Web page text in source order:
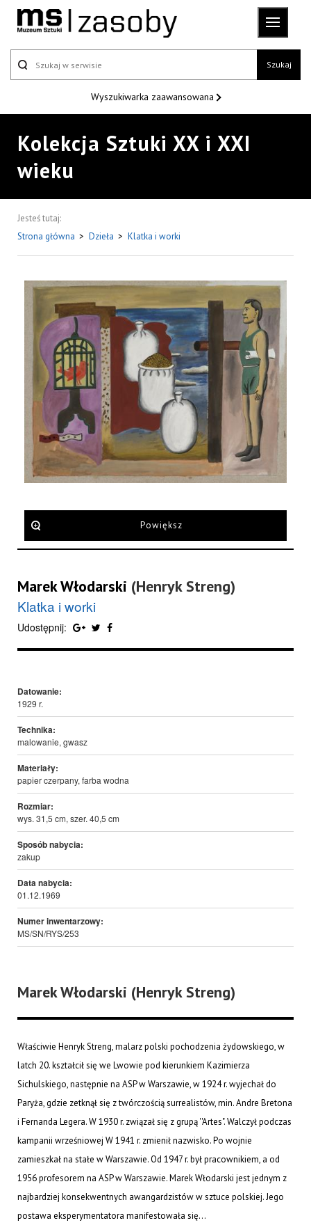
Szukaj
Wyszukiwarka zaawansowana
Kolekcja Sztuki XX i XXI
wieku
Jesteś tutaj:
Strona główna > Dzieła > Klatka i worki
Powiększ
Marek Włodarski (Henryk Streng)
Klatka i worki
Udostępnij:
Datowanie:
1929 r.
Technika:
malowanie, gwasz
Materiały:
papier czerpany, farba wodna
Rozmiar:
wys. 31,5 cm, szer. 40,5 cm
Sposób nabycia:
zakup
Data nabycia:
01.12.1969
Numer inwentarzowy:
MS/SN/RYS/253
Marek Włodarski (Henryk Streng)
Właściwie Henryk Streng, malarz polski pochodzenia żydowskiego, w
latch 20. kształcił się we Lwowie pod kierunkiem Kazimierza
Sichulskiego, następnie na ASP w Warszawie, w 1924 r. wyjechał do
Paryża, gdzie zetknął się z twórczością surrealistów, min. Andre Bretona
i Fernanda Legera. W 1930 r. związał się z grupą ''Artes". Walczył podczas
kampanii wrześniowej W 1941 r. zmienił nazwisko. Po wojnie
zamieszkał na stałe w Warszawie. Od 1947 r. był pracownikiem, a od
1956 profesorem na ASP w Warszawie. Marek Włodarski jest jednym z
najbardziej konsekwentnych awangardzistów w sztuce polskiej. Jego
postawa eksperymentatora manifestowała się...